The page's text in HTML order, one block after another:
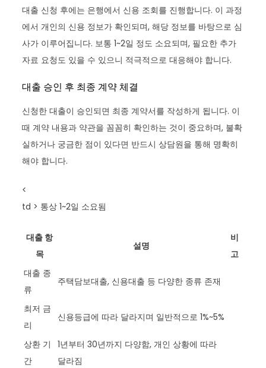
대출 신청 후에는 은행에서 신용 조회를 진행합니다. 이 과정
에서 개인의 신용 정보가 확인되며, 해당 정보를 바탕으로 심
사가 이루어집니다. 보통 1~2일 정도 소요되며, 필요한 추가
자료 요청도 있을 수 있으니 적극적으로 대응해야 합니다.
대출 승인 후 최종 계약 체결
신청한 대출이 승인되면 최종 계약서를 작성하게 됩니다. 이
때 계약 내용과 약관을 꼼꼼히 확인하는 것이 중요하며, 불확
실하거나 궁금한 점이 있다면 반드시 상담원을 통해 명확히
해야 합니다.
<
td > 통상 1~2일 소요됨
대출 항
목
설명
비
고
대출 종
류
주택담보대출, 신용대출 등 다양한 종류 존재
최저 금
리
신용등급에 따라 달라지며 일반적으로 1%~5%
상환 기
간
1년부터 30년까지 다양함, 개인 상황에 따라
달라짐